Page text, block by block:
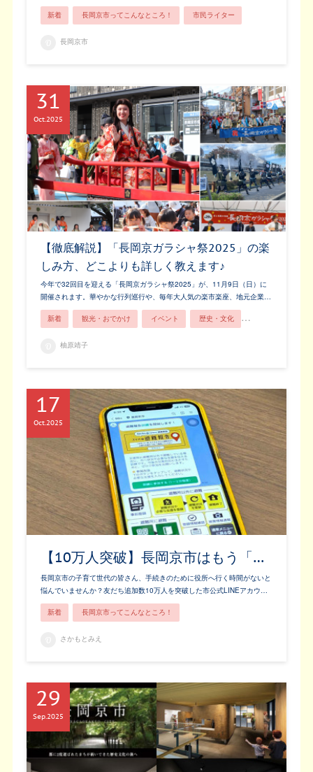
新着 長岡京市ってこんなところ！ 市民ライター
長岡京市
【徹底解説】「長岡京ガラシャ祭2025」の楽
しみ方、どこよりも詳しく教えます♪
今年で32回目を迎える「長岡京ガラシャ祭2025」が、11月9日（日）に
開催されます。華やかな行列巡行や、毎年大人気の楽市楽座、地元企業…
31
Oct2025
新着 観光・おでかけ イベント 歴史・文化
柚原靖子
【10万人突破】長岡京市はもう「…
長岡京市の子育て世代の皆さん、手続きのために役所へ行く時間がないと
悩んでいませんか？友だち追加数10万人を突破した市公式LINEアカウ…
17
Oct2025
新着 長岡京市ってこんなところ！
さかもとみえ
29
Sep2025